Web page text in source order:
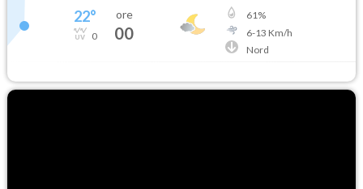
22°
0
ore
00
61%
6-13 Km/h
Nord